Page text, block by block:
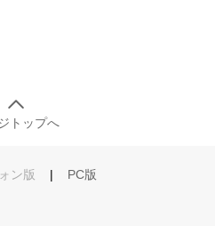
トップへ
ン版 | PC版